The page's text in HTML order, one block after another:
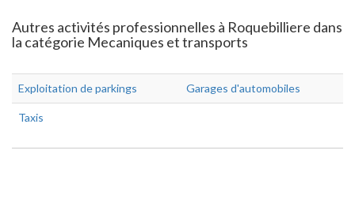
Autres activités professionnelles à Roquebilliere dans
la catégorie Mecaniques et transports
Exploitation de parkings Garages d'automobiles
Taxis